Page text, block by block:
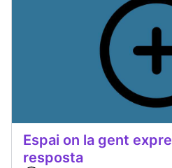
Espai on la gent
resposta